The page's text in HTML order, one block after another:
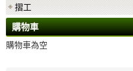
摺工
購物車
購物車為空